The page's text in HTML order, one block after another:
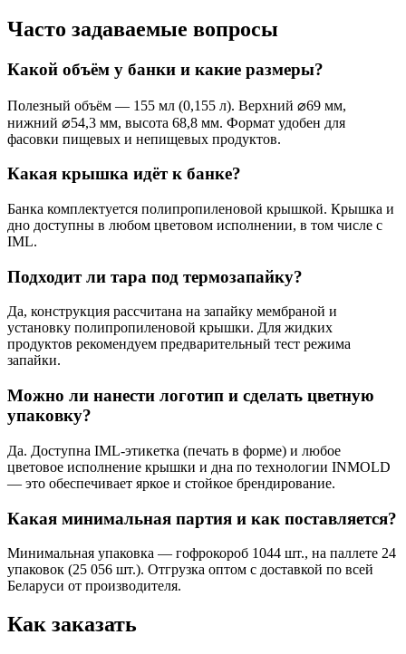
Часто задаваемые вопросы
Какой объём у банки и какие размеры?
Полезный объём — 155 мл (0,155 л). Верхний ⌀69 мм,
нижний ⌀54,3 мм, высота 68,8 мм. Формат удобен для
фасовки пищевых и непищевых продуктов.
Какая крышка идёт к банке?
Банка комплектуется полипропиленовой крышкой. Крышка и
дно доступны в любом цветовом исполнении, в том числе с
IML.
Подходит ли тара под термозапайку?
Да, конструкция рассчитана на запайку мембраной и
установку полипропиленовой крышки. Для жидких
продуктов рекомендуем предварительный тест режима
запайки.
Можно ли нанести логотип и сделать цветную
упаковку?
Да. Доступна IML-этикетка (печать в форме) и любое
цветовое исполнение крышки и дна по технологии INMOLD
— это обеспечивает яркое и стойкое брендирование.
Какая минимальная партия и как поставляется?
Минимальная упаковка — гофрокороб 1044 шт., на паллете 24
упаковок (25 056 шт.). Отгрузка оптом с доставкой по всей
Беларуси от производителя.
Как заказать